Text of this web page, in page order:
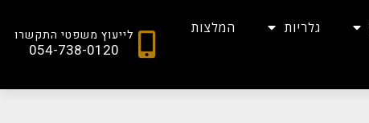
גלריות
המלצות
לייעוץ משפטי התקשרו
054-738-0120